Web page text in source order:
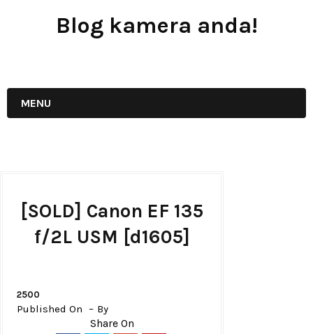
Blog kamera anda!
MENU
[SOLD] Canon EF 135
f/2L USM [d1605]
2500
Published On By